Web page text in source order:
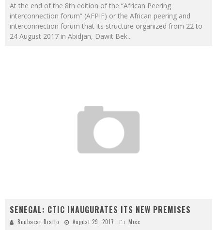
At the end of the 8th edition of the “African Peering
interconnection forum” (AFPIF) or the African peering and
interconnection forum that its structure organized from 22 to
24 August 2017 in Abidjan, Dawit Bek...
SENEGAL: CTIC INAUGURATES ITS NEW PREMISES
Boubacar Diallo August 29, 2017 Misc